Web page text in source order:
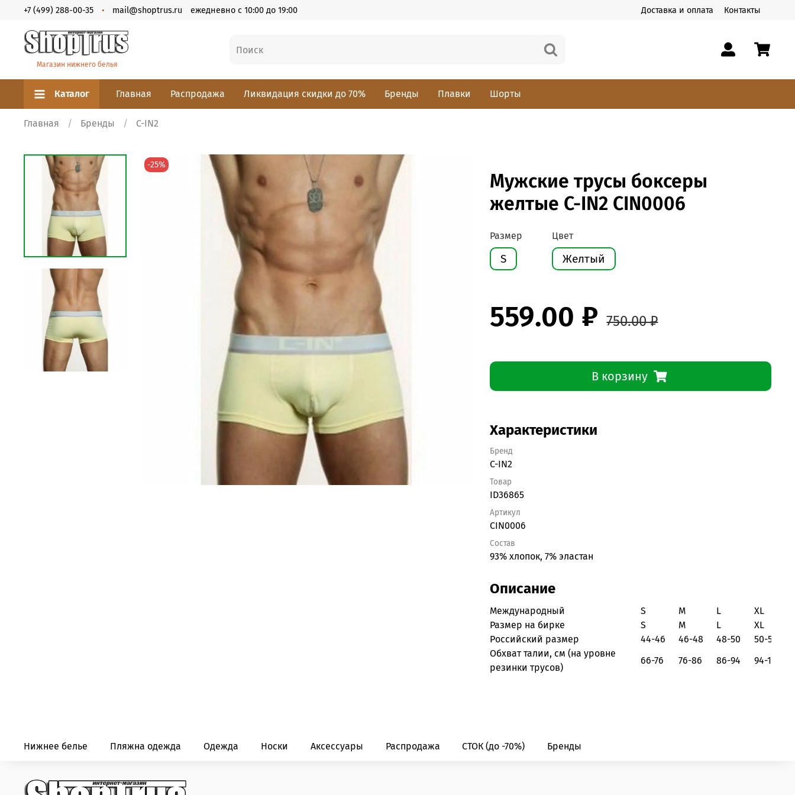
Доставка и оплата Контакты
+7 (499) 288-00-35 mail@shoptrus.ru ежедневно с 10:00 до 19:00
Магазин нижнего белья
Каталог Главная Распродажа Ликвидация скидки до 70% Бренды Плавки Шорты
Главная Бренды C-IN2
-25%
Мужские трусы боксеры
желтые C-IN2 CIN0006
Размер
S
Цвет
Желтый
559.00 ₽ 750.00 ₽
В корзину
Характеристики
Бренд
C-IN2
Товар
ID36865
Артикул
CIN0006
Состав
93% хлопок, 7% эластан
Описание
Международный S M L
XL
Размер на бирке
S M L
XL
Российский размер
44-46 46-48 48-50
50-52
Обхват талии, см(на уровне
резинки трусов)
66-76 76-86 86-94 94-102
Нижнее белье Пляжна одежда Одежда Носки Аксессуары Распродажа СТОК (до -70%) Бренды